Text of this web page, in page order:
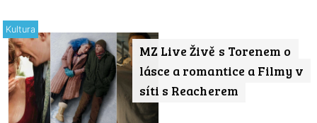
MZ Live Živě s Torenem o
lásce a romantice a Filmy v
síti s Reacherem
Kultura